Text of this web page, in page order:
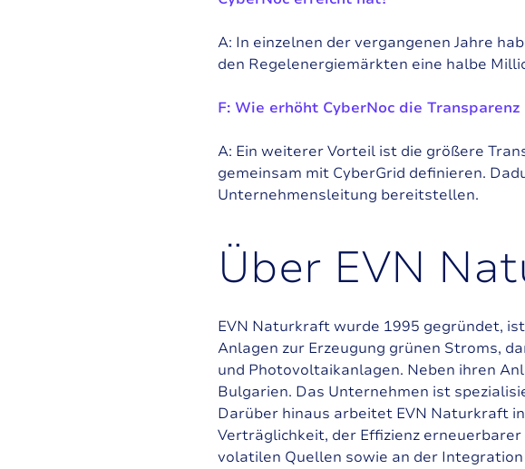
A: In einzelnen der vergangenen Jahre
den Regelenergiemärkten eine halbe
F: Wie erhöht CyberNoc die
A: Ein weiterer Vorteil ist die größere
gemeinsam mit CyberGrid definieren.
Unternehmensleitung bereitstellen.
Über EVN Nat
EVN Naturkraft wurde 1995 gegründet,
Anlagen zur Erzeugung grünen Stroms,
und Photovoltaikanlagen. Neben ihren
Bulgarien. Das Unternehmen ist
Darüber hinaus arbeitet EVN Naturkraft
Verträglichkeit, der Effizienz
volatilen Quellen sowie an der